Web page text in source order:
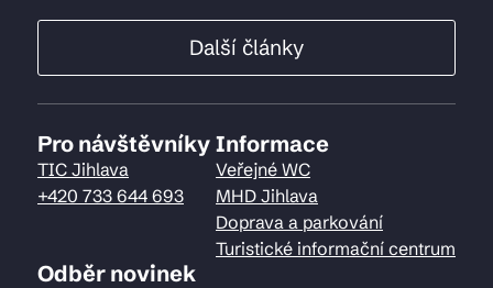
Další články
Pro návštěvníky
TIC Jihlava
+420 733 644 693
Informace
Veřejné WC
MHD Jihlava
Doprava a parkování
Turistické informační centrum
Odběr novinek